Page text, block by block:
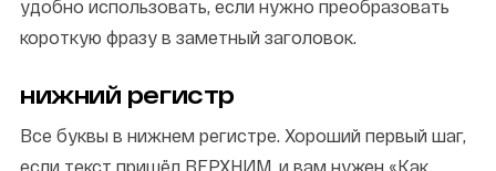
удобно использовать, если нужно преобразовать
короткую фразу в заметный заголовок.
нижний регистр
Все буквы в нижнем регистре. Хороший первый шаг,
если текст пришёл ВЕРХНИМ, и вам нужен «Как